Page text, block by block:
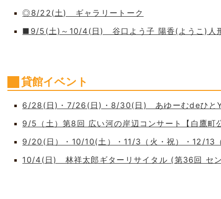
◎8/22(土) ギャラリートーク
■9/5(土)～10/4(日) 谷口よう子 陽香(ようこ)人
貸館イベント
6/28(日)・7/26(日)・8/30(日) あゆーむdeひと
9/5（土）第8回 広い河の岸辺コンサート【白鷹町
9/20(日）・10/10(土）・11/3（火・祝）・12/
10/4(日) 林祥太郎ギターリサイタル (第36回 セ